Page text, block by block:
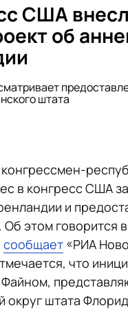
США
об
штата
в конгресс США
и
Об этом говорится
сообщает «РИА
что
Файном,
округ штата